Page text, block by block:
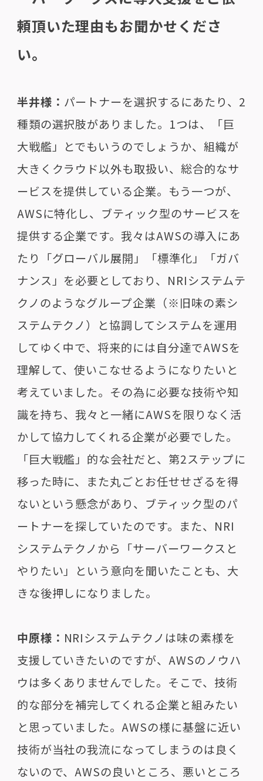
頼頂いた理由もお聞かせくださ
い。
半井様： パートナーを選択するにあたり、2
種類の選択肢がありました。1つは、「巨
大戦艦」とでもいうのでしょうか、組織が
大きくクラウド以外も取扱い、総合的なサ
ービスを提供している企業。もう一つが、
AWSに特化し、ブティック型のサービスを
提供する企業です。我々はAWSの導入にあ
たり「グローバル展開」「標準化」「ガバ
ナンス」を必要としており、NRIシステムテ
クノのようなグループ企業（※旧味の素シ
ステムテクノ）と協調してシステムを運用
してゆく中で、将来的には自分達でAWSを
理解して、使いこなせるようになりたいと
考えていました。その為に必要な技術や知
識を持ち、我々と一緒にAWSを限りなく活
かして協力してくれる企業が必要でした。
「巨大戦艦」的な会社だと、第2ステップに
移った時に、また丸ごとお任せせざるを得
ないという懸念があり、ブティック型のパ
ートナーを探していたのです。また、NRI
システムテクノから「サーバーワークスと
やりたい」という意向を聞いたことも、大
きな後押しになりました。
中原様： NRIシステムテクノは味の素様を
支援していきたいのですが、AWSのノウハ
ウは多くありませんでした。そこで、技術
的な部分を補完してくれる企業と組みたい
と思っていました。AWSの様に基盤に近い
技術が当社の我流になってしまうのは良く
ないので、AWSの良いところ、悪いところ